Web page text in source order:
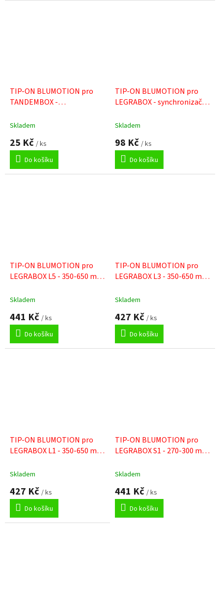
TIP-ON BLUMOTION pro
TANDEMBOX -
hranatá / korpus 238–286
Skladem
25 Kč / ks
Do košíku
TIP-ON BLUMOTION pro
LEGRABOX - synchronizační
mm
Skladem
98 Kč / ks
Do košíku
TIP-ON BLUMOTION pro
LEGRABOX L5 - 350-650 mm
Skladem
441 Kč / ks
Do košíku
TIP-ON BLUMOTION pro
LEGRABOX L3 - 350-650 mm
Skladem
427 Kč / ks
Do košíku
TIP-ON BLUMOTION pro
LEGRABOX L1 - 350-650 mm
Skladem
427 Kč / ks
Do košíku
TIP-ON BLUMOTION pro
LEGRABOX S1 - 270-300 mm
Skladem
441 Kč / ks
Do košíku